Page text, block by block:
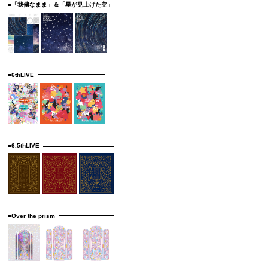
■「我儘なまま」＆「星が見上げた空」
■6thLIVE
■6.5thLIVE
■Over the prism